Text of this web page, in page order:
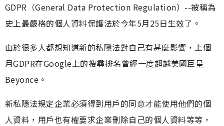
GDPR（General Data Protection Regulation）--被稱為
史上最嚴格的個人資料保護法於今年5月25日生效了。
由於很多人都想知道新的私隱法對自己有甚麼影響，上個
月GDPR在Google上的搜尋排名曾經一度超越美國巨星
Beyonce。
新私隱法規定企業必須得到用戶的同意才能使用他們的個
人資料，用戶也有權要求企業刪除自己的個人資料等等，